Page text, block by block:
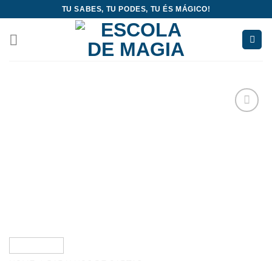
content
TU SABES, TU PODES, TU ÉS MÁGICO!